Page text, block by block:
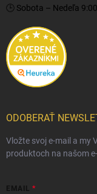
🕒 Sobota – Nedeľa
ODOBERAŤ
Vložte svoj e-mail a my
produktoch na našom
EMAIL